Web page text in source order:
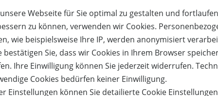
Webseite für Sie optimal zu gestalten und
zu können, verwenden wir Cookies.
wie beispielsweise Ihre IP, werden anonymisiert
bestätigen Sie, dass wir Cookies in Ihrem Browser
Ihre Einwilligung können Sie jederzeit widerrufen.
Cookies bedürfen keiner Einwilligung.
Einstellungen können Sie detailierte Cookie Einstellungen
€ 190,- € 11 3,50 €
Luisenpark & Hotel Luise
für 2 Personen an der Südlichen
zum halben Preis!
Bergzabern